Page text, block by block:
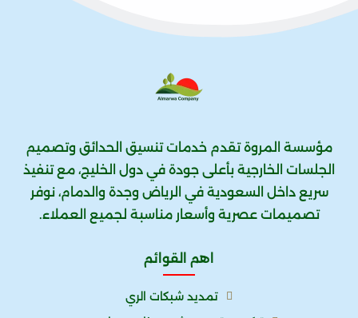
مؤسسة المروة تقدم خدمات تنسيق الحدائق وتصميم
الجلسات الخارجية بأعلى جودة في دول الخليج، مع تنفيذ
سريع داخل السعودية في الرياض وجدة والدمام، نوفر
تصميمات عصرية وأسعار مناسبة لجميع العملاء.
اهم القوائم
تمديد شبكات الري